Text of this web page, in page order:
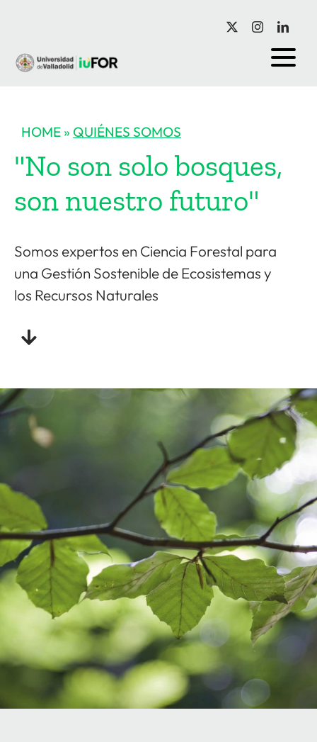
contenido
HOME » QUIÉNES SOMOS
"No son solo bosques,
son nuestro futuro"
Somos expertos en Ciencia Forestal para
una Gestión Sostenible de Ecosistemas y
los Recursos Naturales